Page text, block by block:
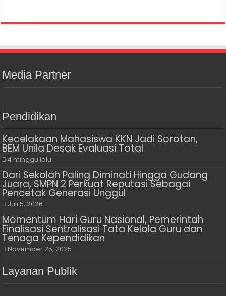
Media Partner
Pendidikan
Kecelakaan Mahasiswa KKN Jadi Sorotan,
BEM Unila Desak Evaluasi Total
4 minggu lalu
Dari Sekolah Paling Diminati Hingga Gudang
Juara, SMPN 2 Perkuat Reputasi Sebagai
Pencetak Generasi Unggul
Juli 5, 2026
Momentum Hari Guru Nasional, Pemerintah
Finalisasi Sentralisasi Tata Kelola Guru dan
Tenaga Kependidikan
November 25, 2025
Layanan Publik